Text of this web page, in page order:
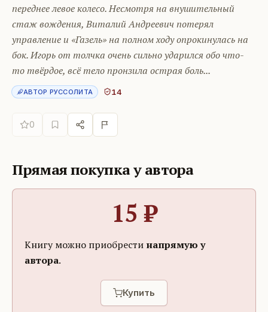
переднее левое колесо. Несмотря на внушительный
стаж вождения, Виталий Андреевич потерял
управление и «Газель» на полном ходу опрокинулась на
бок. Игорь от толчка очень сильно ударился обо что-
то твёрдое, всё тело пронзила острая боль...
АВТОР РУССОЛИТА 14
0
Прямая покупка у автора
15 ₽
Книгу можно приобрести напрямую у
автора.
Купить